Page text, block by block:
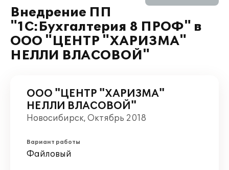
Внедрение ПП
"1С:Бухгалтерия 8 ПРОФ" в
ООО "ЦЕНТР "ХАРИЗМА"
НЕЛЛИ ВЛАСОВОЙ"
ООО "ЦЕНТР "ХАРИЗМА"
НЕЛЛИ ВЛАСОВОЙ"
Новосибирск, Октябрь 2018
Вариант работы
Файловый